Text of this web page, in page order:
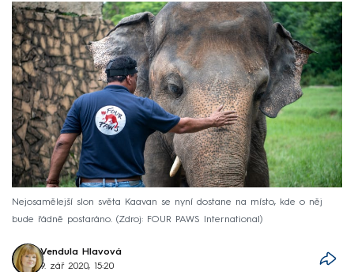
Nejosamělejší slon světa Kaavan se nyní dostane na místo, kde o něj
bude řádně postaráno.
Zdroj: FOUR PAWS International
Vendula Hlavová
9. zář 2020, 15:20